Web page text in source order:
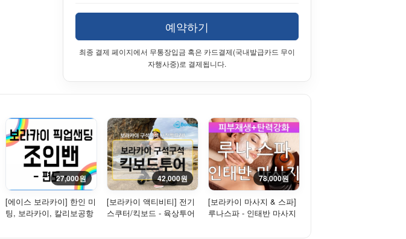
예약하기
최종 결제 페이지에서 무통장입금 혹은 카드결제(국내발급카드 무이
자행사중)로 결제됩니다.
27,000원
[에이스 보라카이] 한인 미
팅, 보라카이, 칼리보공항
42,000원
[보라카이 액티비티] 전기
스쿠터/킥보드 - 육상투어
78,000원
[보라카이 마사지 & 스파]
루나스파 - 인태반 마사지